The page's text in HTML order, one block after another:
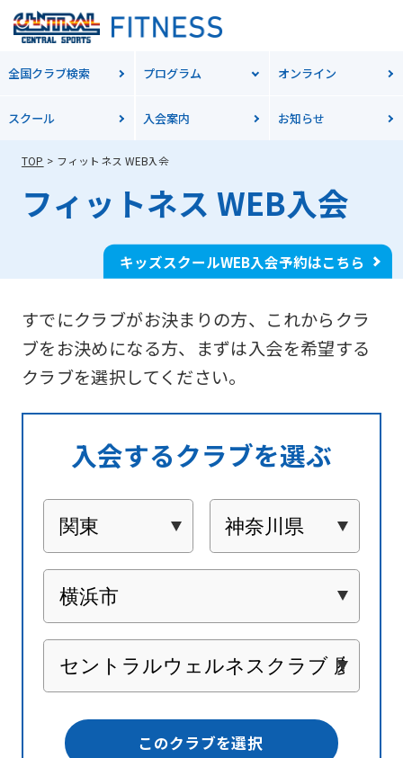
全国クラブ検索 プログラム オンライン
スクール 入会案内 お知らせ
TOP フィットネス WEB入会
フィットネス WEB入会
キッズスクールWEB入会予約はこちら
すでにクラブがお決まりの方、これからクラ
ブをお決めになる方、 まずは入会を希望する
クラブを選択してください。
入会するクラブを選ぶ
このクラブを選択